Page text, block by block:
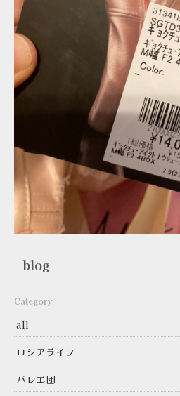
blog
Category
all
ロシアライフ
バレエ団